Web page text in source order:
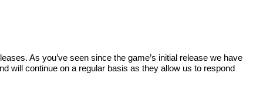
As you’ve seen since the game’s initial release we have
will continue on a regular basis as they allow us to respond